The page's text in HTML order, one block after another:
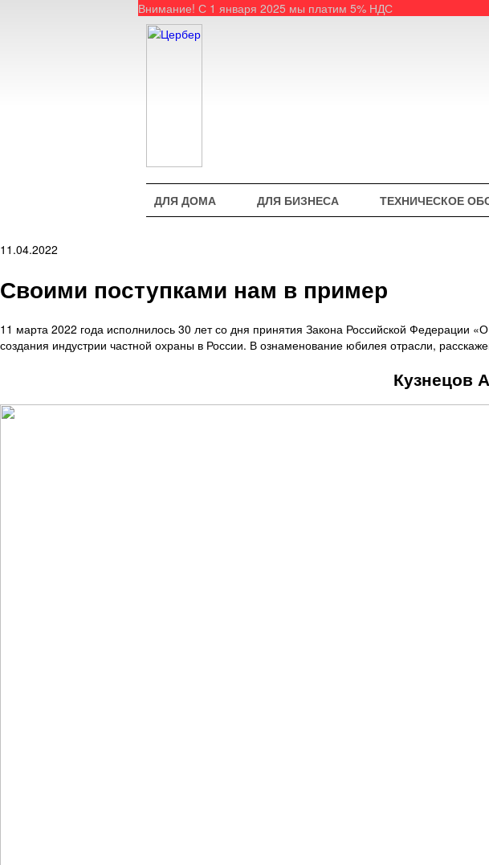
Внимание! С 1 января 2025 мы платим 5% НДС
ДЛЯ ДОМА ДЛЯ БИЗНЕСА ТЕХНИЧЕСКОЕ
11.04.2022
Своими поступками нам в пример
11 марта 2022 года исполнилось 30 лет со дня принятия Закона Российской Федерации
создания индустрии частной охраны в России. В ознаменование юбилея отрасли,
Кузнецов